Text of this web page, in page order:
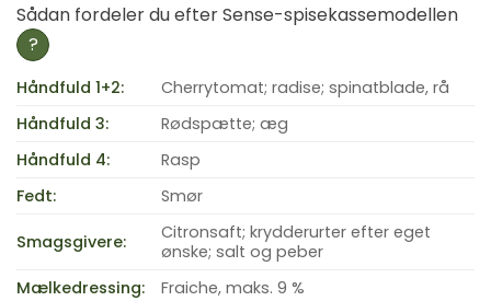
Sådan fordeler du efter Sense-spisekassemodellen
?
Håndfuld 1+2:
Cherrytomat; radise; spinatblade, rå
Håndfuld 3:
Rødspætte; æg
Håndfuld 4:
Rasp
Fedt:
Smør
Smagsgivere:
Citronsaft; krydderurter efter eget
ønske; salt og peber
Mælkedressing:
Fraiche, maks. 9 %